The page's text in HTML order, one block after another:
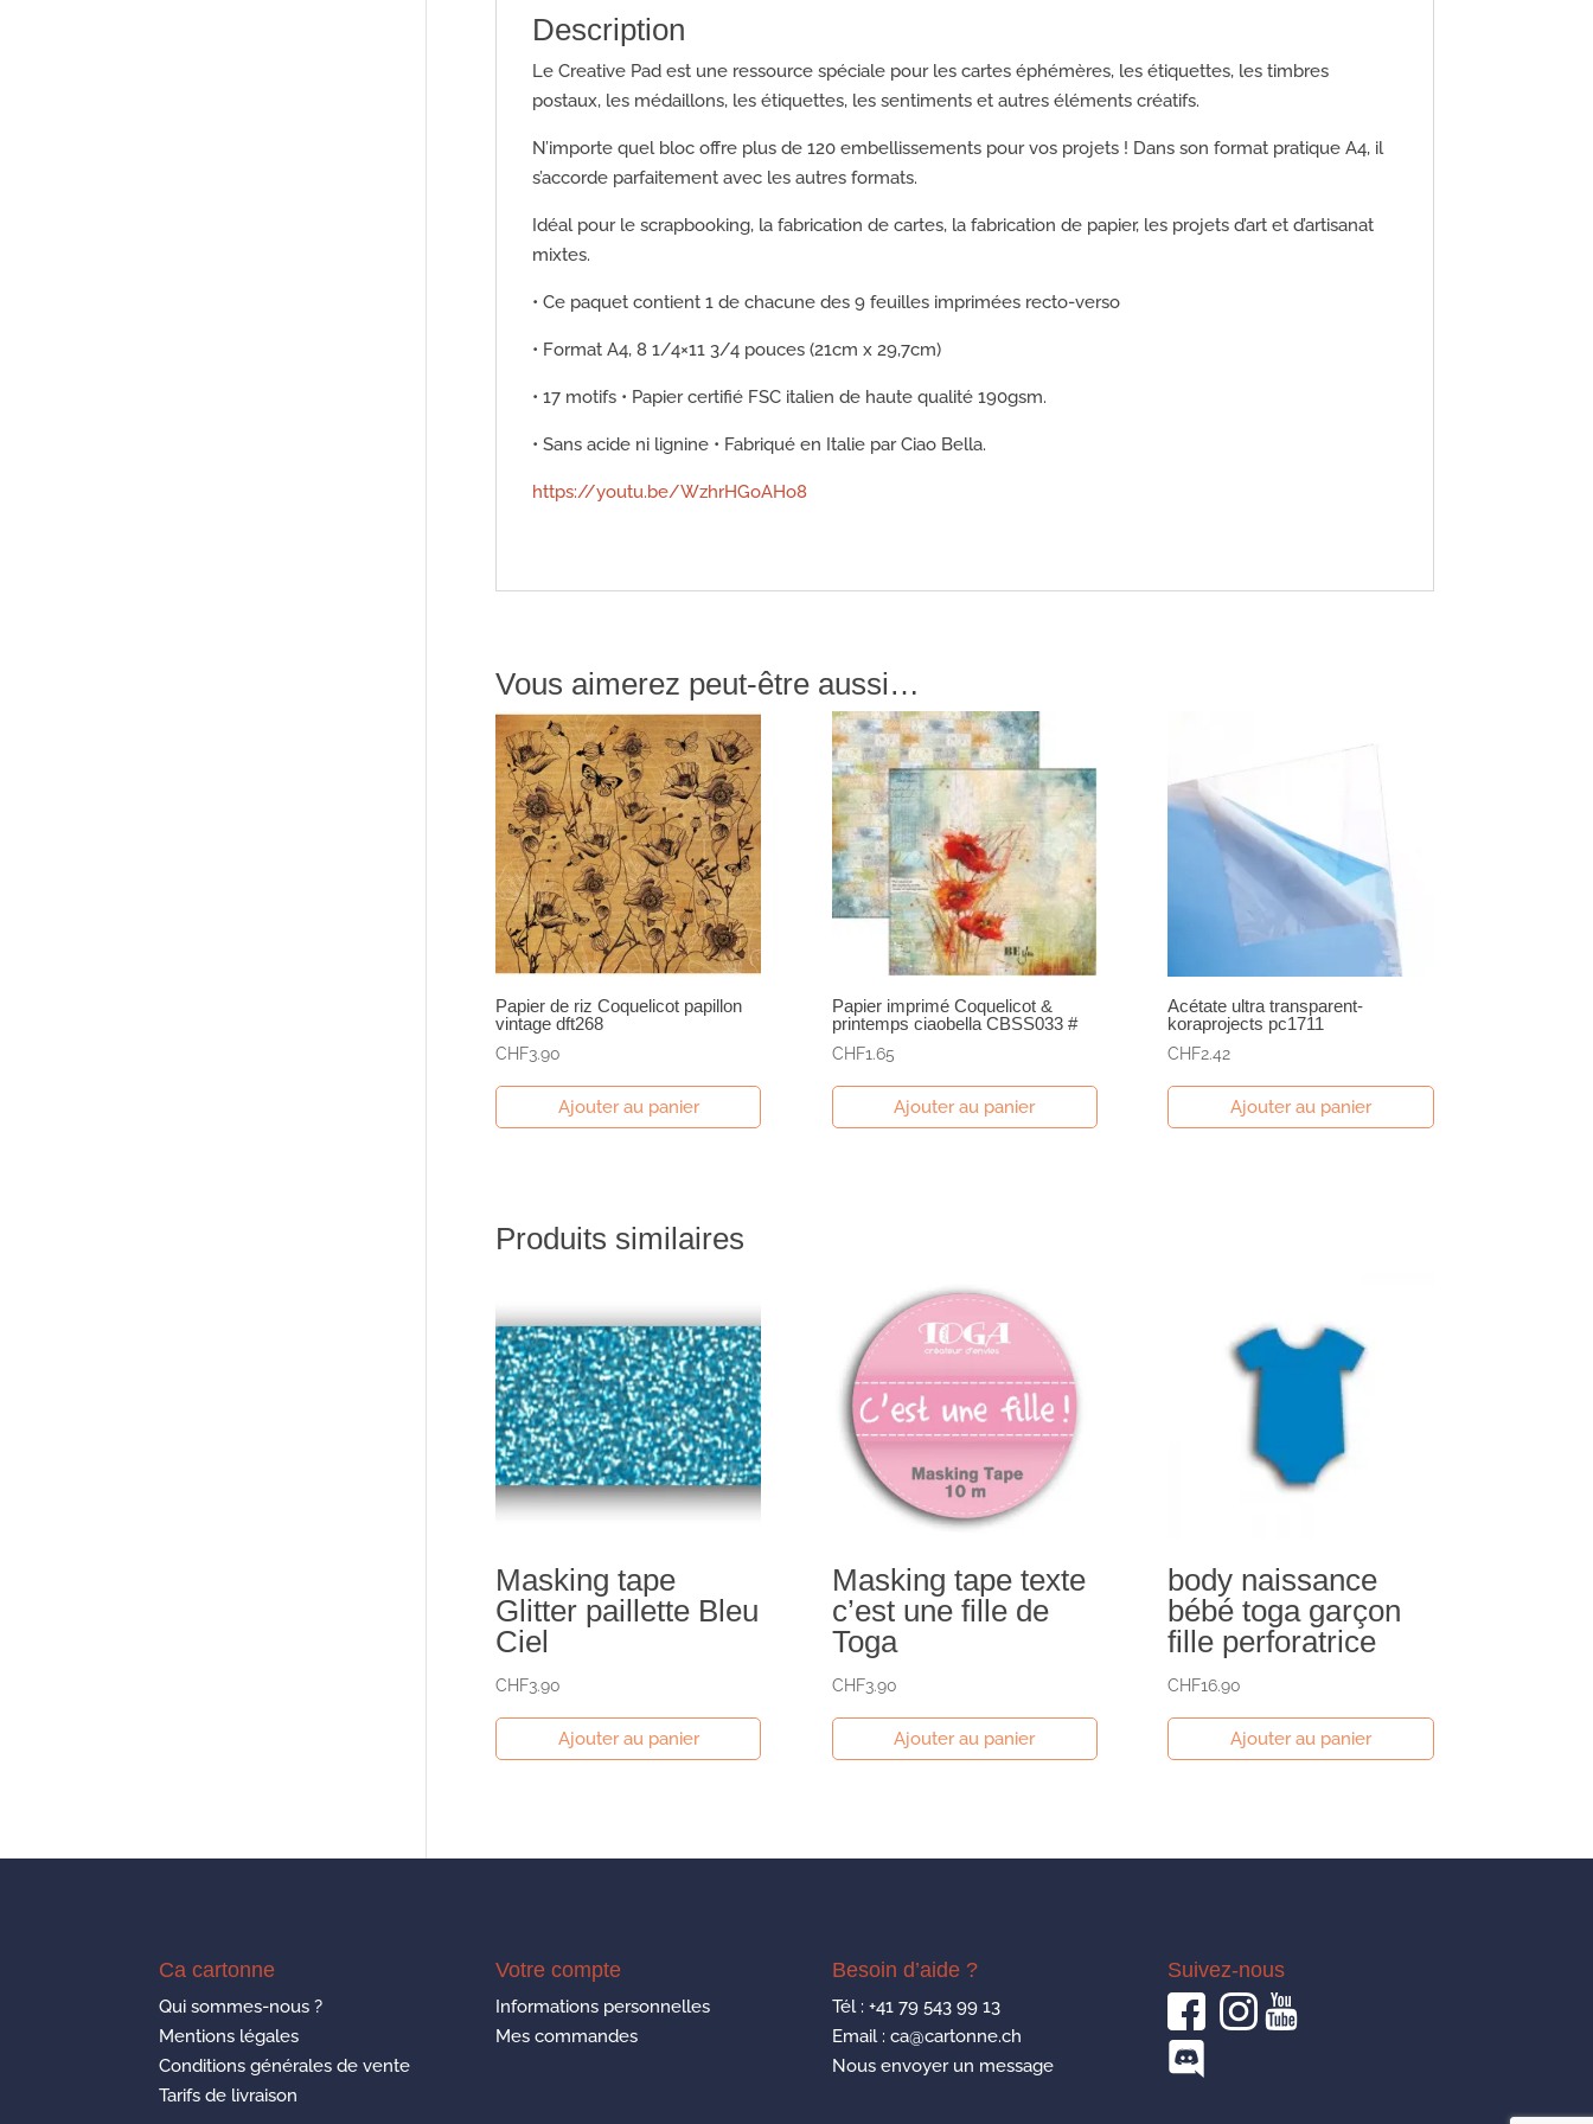
Description
Le Creative Pad est une ressource spéciale pour les cartes éphémères, les étiquettes, les timbres
postaux, les médaillons, les étiquettes, les sentiments et autres éléments créatifs.
N’importe quel bloc offre plus de 120 embellissements pour vos projets ! Dans son format pratique A4, il
s’accorde parfaitement avec les autres formats.
Idéal pour le scrapbooking, la fabrication de cartes, la fabrication de papier, les projets d’art et d’artisanat
mixtes.
• Ce paquet contient 1 de chacune des 9 feuilles imprimées recto-verso
• Format A4, 8 1/4×11 3/4 pouces (21cm x 29,7cm)
• 17 motifs • Papier certifié FSC italien de haute qualité 190gsm.
• Sans acide ni lignine • Fabriqué en Italie par Ciao Bella.
https://youtu.be/WzhrHGoAHo8
Vous aimerez peut-être aussi…
Papier de riz Coquelicot papillon
vintage dft268
CHF3.90
Ajouter au panier
Papier imprimé Coquelicot &
printemps ciaobella CBSS033 #
CHF1.65
Ajouter au panier
Acétate ultra transparent-
koraprojects pc1711
CHF2.42
Ajouter au panier
Produits similaires
Masking tape
Glitter paillette Bleu
Ciel
CHF3.90
Ajouter au panier
Masking tape texte
c’est une fille de
Toga
CHF3.90
Ajouter au panier
body naissance
bébé toga garçon
fille perforatrice
CHF16.90
Ajouter au panier
Ca cartonne
Qui sommes-nous ?
Mentions légales
Conditions générales de vente
Tarifs de livraison
Votre compte
Informations personnelles
Mes commandes
Besoin d’aide ?
Tél : +41 79 543 99 13
Email : ca@cartonne.ch
Nous envoyer un message
Suivez-nous